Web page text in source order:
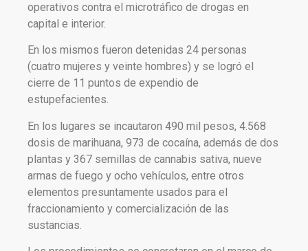
operativos contra el microtráfico de drogas en
capital e interior.
En los mismos fueron detenidas 24 personas
(cuatro mujeres y veinte hombres) y se logró el
cierre de 11 puntos de expendio de
estupefacientes.
En los lugares se incautaron 490 mil pesos, 4.568
dosis de marihuana, 973 de cocaína, además de dos
plantas y 367 semillas de cannabis sativa, nueve
armas de fuego y ocho vehículos, entre otros
elementos presuntamente usados para el
fraccionamiento y comercialización de las
sustancias.